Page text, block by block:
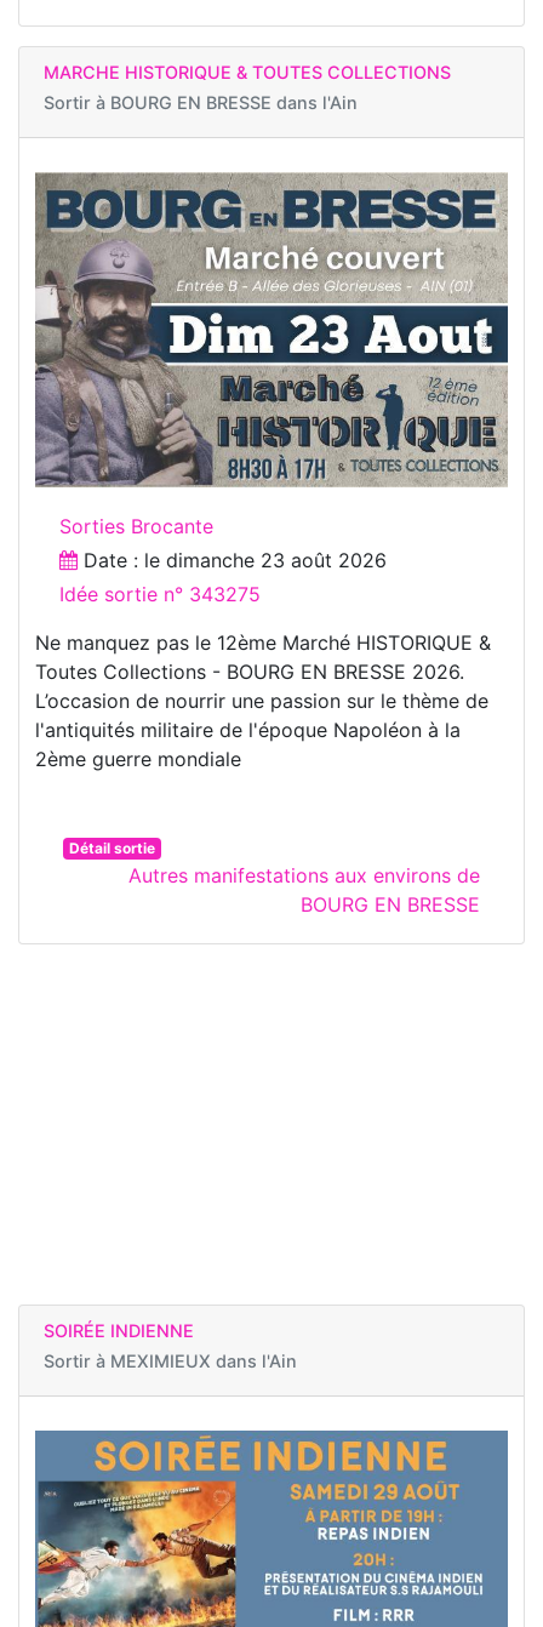
MARCHE HISTORIQUE & TOUTES COLLECTIONS
Sortir à BOURG EN BRESSE dans l'Ain
Sorties Brocante
Date : le dimanche 23 août 2026
Idée sortie n° 343275
Ne manquez pas le 12ème Marché HISTORIQUE &
Toutes Collections - BOURG EN BRESSE 2026.
L’occasion de nourrir une passion sur le thème de
l'antiquités militaire de l'époque Napoléon à la
2ème guerre mondiale
Détail sortie
Autres manifestations aux environs de
BOURG EN BRESSE
SOIRÉE INDIENNE
Sortir à MEXIMIEUX dans l'Ain